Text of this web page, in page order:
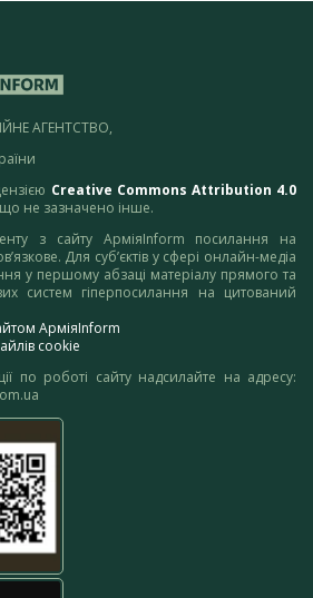
АГЕНТСТВО,
Creative Commons Attribution 4.0
не зазначено інше.
з сайту АрміяInform посилання на
Для суб’єктів у сфері онлайн-медіа
у першому абзаці матеріалу прямого та
систем гіперпосилання на цитований
АрміяInform
cookie
по роботі сайту надсилайте на адресу: